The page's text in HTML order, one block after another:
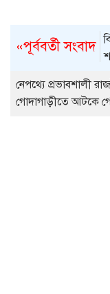
«পূর্ববর্তী সংবাদ
নেপথ্যে প্রভাবশালী
গোদাগাড়ীতে আটকে